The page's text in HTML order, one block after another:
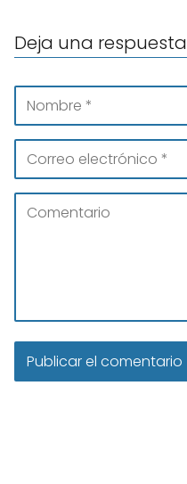
Deja una respuesta